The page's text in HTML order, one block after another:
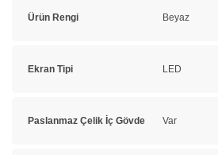
Ürün Rengi Beyaz
Ekran Tipi LED
Paslanmaz Çelik İç Gövde Var